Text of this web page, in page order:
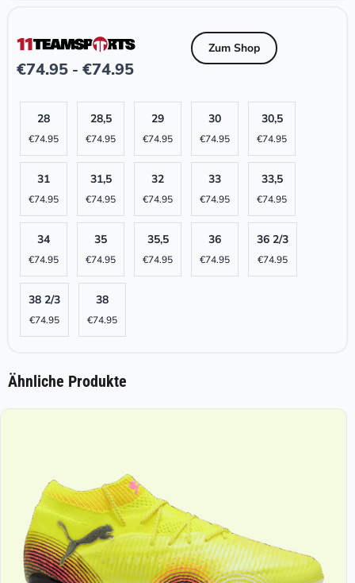
€74.95 - €74.95
Zum Shop
28
€74.95
28,5
€74.95
29
€74.95
30
€74.95
30,5
€74.95
31
€74.95
31,5
€74.95
32
€74.95
33
€74.95
33,5
€74.95
34
€74.95
35
€74.95
35,5
€74.95
36
€74.95
36 2/3
€74.95
38 2/3
€74.95
38
€74.95
Ähnliche Produkte